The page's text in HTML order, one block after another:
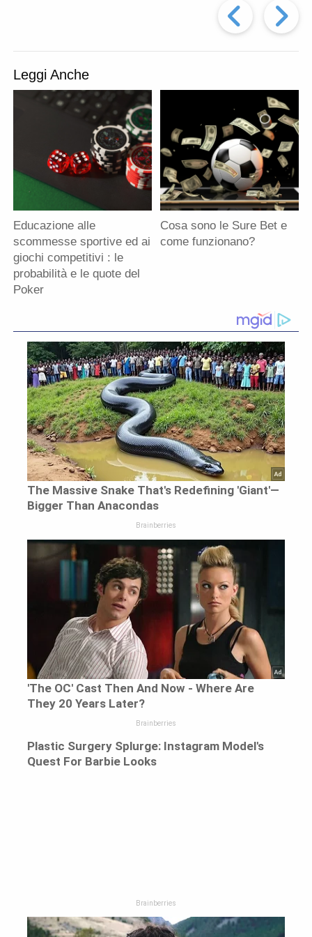
d k p
Leggi Anche
Educazione alle
scommesse sportive ed ai
giochi competitivi : le
probabilità e le quote del
Poker
Cosa sono le Sure Bet e
come funzionano?